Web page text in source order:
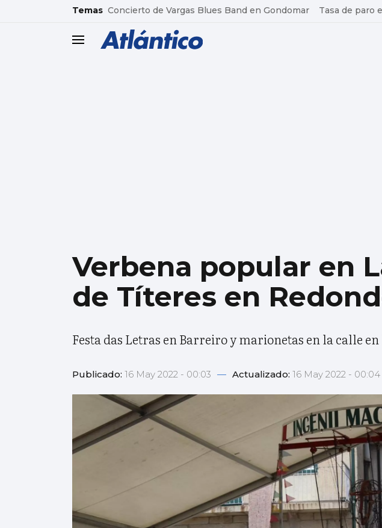
common.go-to-content
Temas Concierto de Vargas Blues Band en Gondomar Tasa de paro
header.menu.open
Verbena popular en
de Títeres en
Festa das Letras en Barreiro y marionetas en la calle
Publicado: 16 May 2022 - 00:03 — Actualizado: 16 May 2022 - 00:04